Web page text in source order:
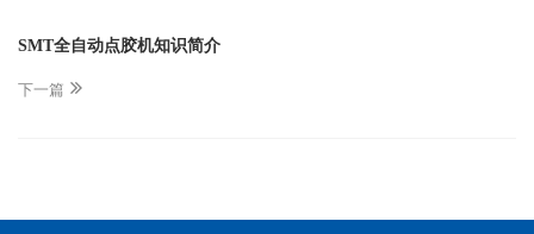
SMT全自动点胶机知识简介
下一篇